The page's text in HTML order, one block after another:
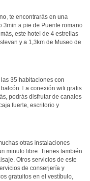
te encontrarás en una
3min a pie de Puente romano
este hotel de 4 estrellas
y a 1,3km de Museo de
35 habitaciones con
La conexión wifi gratis
podrás disfrutar de canales
fuerte, escritorio y
otras instalaciones
minuto libre. Tienes también
Otros servicios de este
de conserjería y
gratuitos en el vestíbulo,